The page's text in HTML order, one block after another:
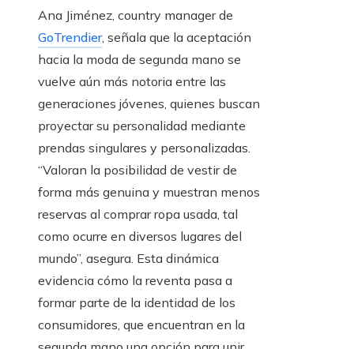
Ana Jiménez, country manager de
GoTrendier, señala que la aceptación
hacia la moda de segunda mano se
vuelve aún más notoria entre las
generaciones jóvenes, quienes buscan
proyectar su personalidad mediante
prendas singulares y personalizadas.
“Valoran la posibilidad de vestir de
forma más genuina y muestran menos
reservas al comprar ropa usada, tal
como ocurre en diversos lugares del
mundo”, asegura. Esta dinámica
evidencia cómo la reventa pasa a
formar parte de la identidad de los
consumidores, que encuentran en la